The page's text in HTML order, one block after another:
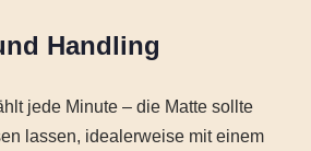
Handling
jede Minute – die Matte sollte
lassen, idealerweise mit einem